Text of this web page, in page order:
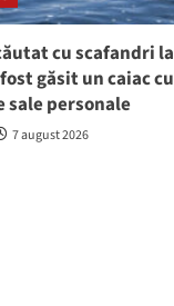
cu scafandri la
găsit un caiac cu
personale
7 august 2026